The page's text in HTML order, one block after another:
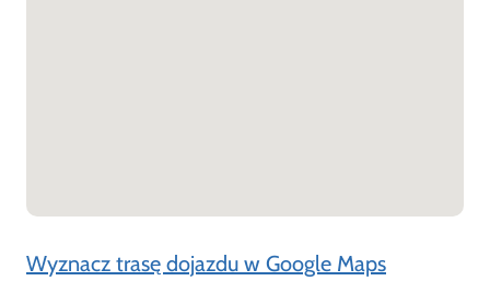
Wyznacz trasę dojazdu w Google Maps